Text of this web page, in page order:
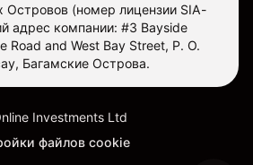
Островов (номер лицензии SIA-
адрес компании: #3 Bayside
Road and West Bay Street, P. O.
Багамские Острова.
Investments Ltd
файлов cookie